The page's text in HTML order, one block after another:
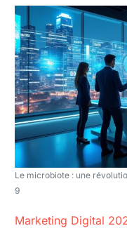
Le microbiote : une
9
Marketing Digital